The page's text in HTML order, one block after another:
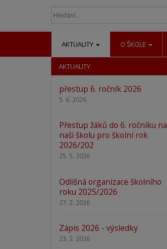
AKTUALITY O ŠKOLE
AKTUALITY
přestup 6. ročník 2026
5. 6. 2026
Přestup žáků do 6. ročníku na
naši školu pro školní rok
2026/202
25. 5. 2026
Odlišná organizace školního
roku 2025/2026
27. 2. 2026
Zápis 2026 - výsledky
23. 2. 2026